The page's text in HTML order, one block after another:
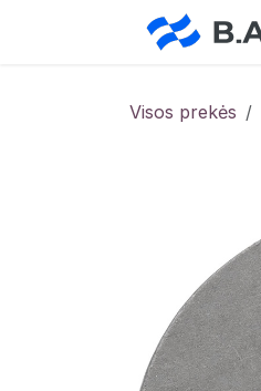
Visos prekės